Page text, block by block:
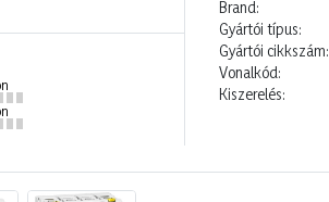
Brand:
Gyártói típus:
Gyártói cikkszám:
Vonalkód:
Kiszerelés: